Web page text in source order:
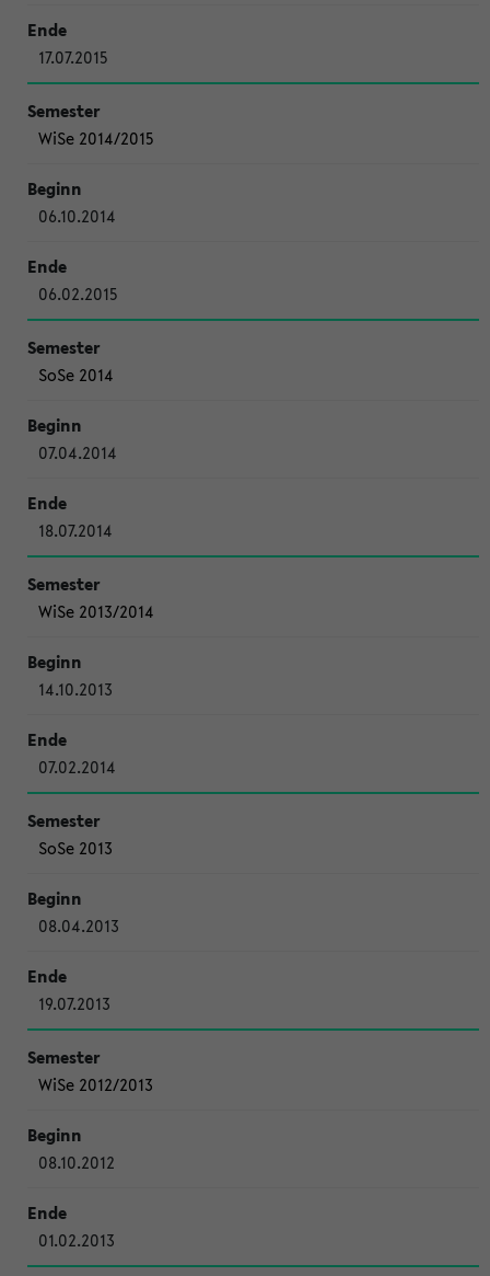
17.07.2015
WiSe 2014/2015
06.10.2014
06.02.2015
SoSe 2014
07.04.2014
18.07.2014
WiSe 2013/2014
14.10.2013
07.02.2014
SoSe 2013
08.04.2013
19.07.2013
WiSe 2012/2013
08.10.2012
01.02.2013